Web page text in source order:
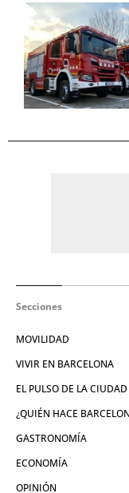
Secciones
MOVILIDAD
VIVIR EN BARCELONA
EL PULSO DE LA CIUDAD
¿QUIÉN HACE
GASTRONOMÍA
ECONOMÍA
OPINIÓN